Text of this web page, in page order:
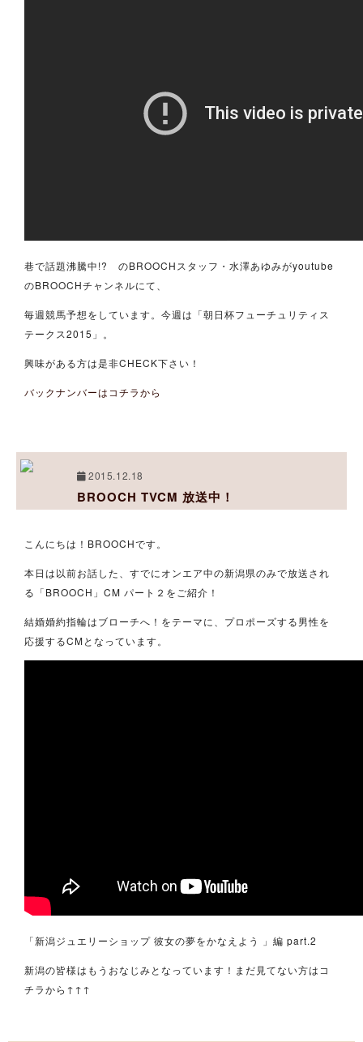
巷で話題沸騰中!? のBROOCHスタッフ・水澤あゆみがyoutube
のBROOCHチャンネルにて、
毎週競馬予想をしています。今週は「朝日杯フューチュリティス
テークス2015」。
興味がある方は是非CHECK下さい！
バックナンバーはコチラから
2015.12.18
BROOCH TVCM 放送中！
こんにちは！BROOCHです。
本日は以前お話した、すでにオンエア中の新潟県のみで放送され
る「BROOCH」CM パート２をご紹介！
結婚婚約指輪はブローチへ！をテーマに、プロポーズする男性を
応援するCMとなっています。
「新潟ジュエリーショップ 彼女の夢をかなえよう 」編 part.2
新潟の皆様はもうおなじみとなっています！まだ見てない方はコ
チラから↑↑↑